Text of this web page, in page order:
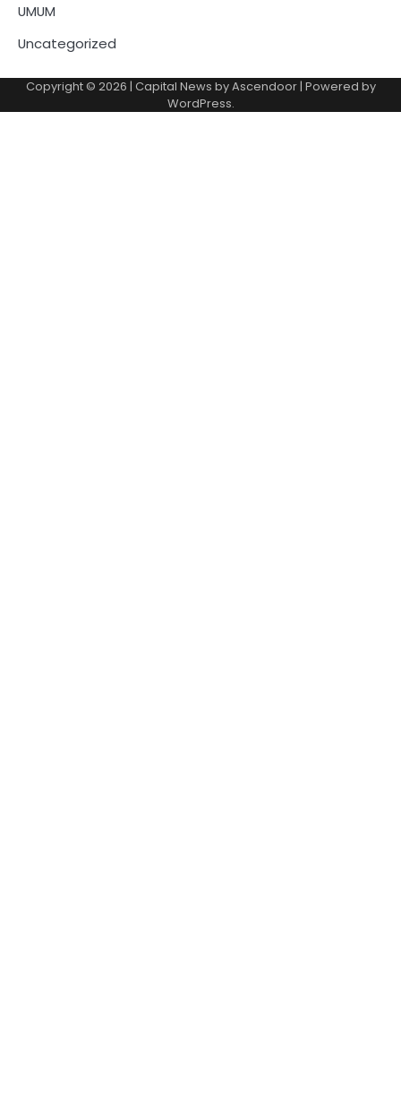
UMUM
Uncategorized
Copyright © 2026 | Capital News byAscendoor| Powered by
WordPress.